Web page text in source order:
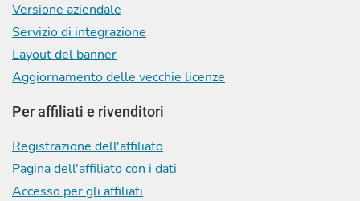
Versione aziendale
Servizio di integrazione
Layout del banner
Aggiornamento delle vecchie licenze
Per affiliati e rivenditori
Registrazione dell'affiliato
Pagina dell'affiliato con i dati
Accesso per gli affiliati